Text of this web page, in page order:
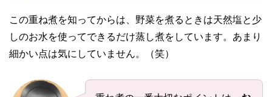
この重ね煮を知ってからは、野菜を煮るときは天然塩と少
しのお水を使ってできるだけ蒸し煮をしています。あまり
細かい点は気にしていません。（笑）